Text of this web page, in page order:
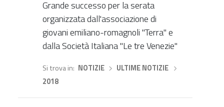
Grande successo per la serata
organizzata dall'associazione di
giovani emiliano-romagnoli "Terra" e
dalla Società Italiana "Le tre Venezie"
Si trova in NOTIZIE› ULTIME NOTIZIE
2018